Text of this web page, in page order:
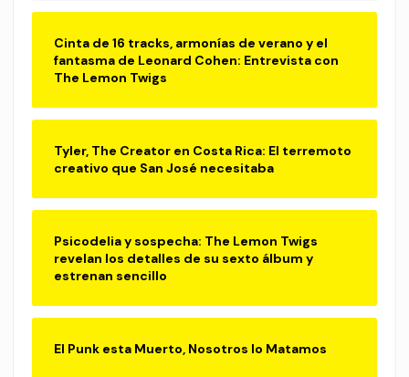
Cinta de 16 tracks, armonías de verano y el
fantasma de Leonard Cohen: Entrevista con
The Lemon Twigs
Tyler, The Creator en Costa Rica: El terremoto
creativo que San José necesitaba
Psicodelia y sospecha: The Lemon Twigs
revelan los detalles de su sexto álbum y
estrenan sencillo
El Punk esta Muerto, Nosotros lo Matamos